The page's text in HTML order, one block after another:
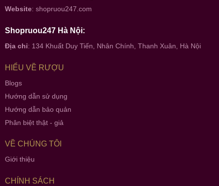
Website: shopruou247.com
Shopruou247 Hà Nội:
Địa chỉ: 134 Khuất Duy Tiến, Nhân Chính, Thanh Xuân, Hà Nội
HIỂU VỀ RƯỢU
Blogs
Hướng dẫn sử dụng
Hướng dẫn bảo quản
Phân biệt thật - giả
VỀ CHÚNG TÔI
Giới thiệu
CHÍNH SÁCH